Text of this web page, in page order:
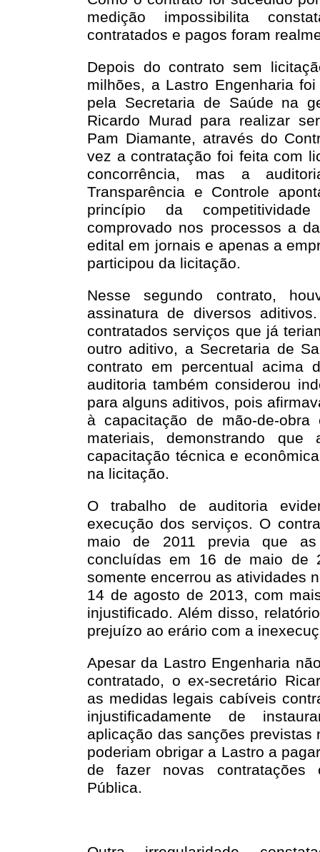
medição impossibilita
contratados e pagos foram
Depois do contrato sem
milhões, a Lastro Engenharia
pela Secretaria de Saúde na
Ricardo Murad para realizar
Pam Diamante, através do
vez a contratação foi feita com
concorrência, mas a
Transparência e Controle
princípio da
comprovado nos processos a
edital em jornais e apenas a
participou da licitação.
Nesse segundo contrato,
assinatura de diversos
contratados serviços que já
outro aditivo, a Secretaria de
contrato em percentual acima
auditoria também considerou
para alguns aditivos, pois
à capacitação de mão-de-
materiais, demonstrando
capacitação técnica e
na licitação.
O trabalho de auditoria
execução dos serviços. O
maio de 2011 previa que
concluídas em 16 de maio de
somente encerrou as atividades
14 de agosto de 2013, com
injustificado. Além disso,
prejuízo ao erário com a
Apesar da Lastro Engenharia
contratado, o ex-secretário
as medidas legais cabíveis
injustificadamente de
aplicação das sanções previstas
poderiam obrigar a Lastro a
de fazer novas contratações
Pública.